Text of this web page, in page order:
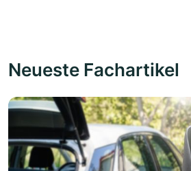
Neueste Fachartikel